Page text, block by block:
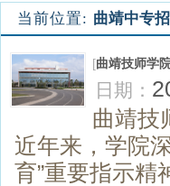
当前位置: 曲靖中专
[曲靖技师学
日期：
曲靖技
近年来，学院
育”重要指示精